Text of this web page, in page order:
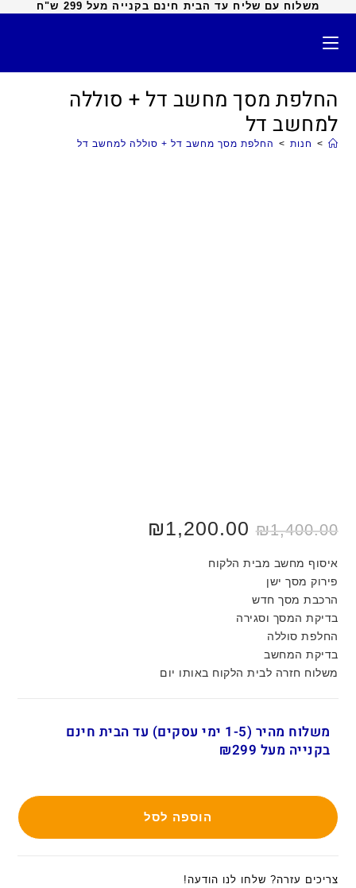
משלוח עם שליח עד הבית חינם בקנייה מעל 299 ש"ח
החלפת מסך מחשב דל + סוללה
למחשב דל
> חנות > החלפת מסך מחשב דל + סוללה למחשב דל
₪1,400.00
המחיר
המקורי
₪1,400.00.
₪1,200.00
איסוף מחשב מבית הלקוח
פירוק מסך ישן
הרכבת מסך חדש
בדיקת המסך וסגירה
החלפת סוללה
בדיקת המחשב
משלוח חזרה לבית הלקוח באותו יום
משלוח מהיר (1-5 ימי עסקים) עד הבית חינם
בקנייה מעל ₪299
הוספה לסל
צריכים עזרה? שלחו לנו הודעה!